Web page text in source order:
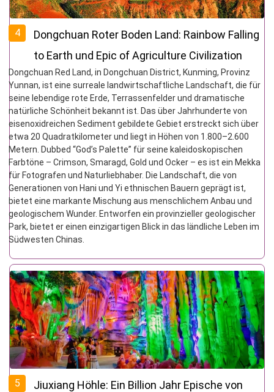
4
Dongchuan Roter Boden Land: Rainbow Falling
to Earth und Epic of Agriculture Civilization
Dongchuan Red Land, in Dongchuan District, Kunming, Provinz
Yunnan, ist eine surreale landwirtschaftliche Landschaft, die für
seine lebendige rote Erde, Terrassenfelder und dramatische
natürliche Schönheit bekannt ist. Das über Jahrhunderte von
eisenoxidreichen Sediment gebildete Gebiet erstreckt sich über
etwa 20 Quadratkilometer und liegt in Höhen von 1.800–2.600
Metern. Dubbed “God’s Palette” für seine kaleidoskopischen
Farbtöne – Crimson, Smaragd, Gold und Ocker – es ist ein Mekka
für Fotografen und Naturliebhaber. Die Landschaft, die von
Generationen von Hani und Yi ethnischen Bauern geprägt ist,
bietet eine markante Mischung aus menschlichem Anbau und
geologischem Wunder. Entworfen ein provinzieller geologischer
Park, bietet er einen einzigartigen Blick in das ländliche Leben im
Südwesten Chinas.
5 Jiuxiang Höhle: Ein Billion Jahr Epische von